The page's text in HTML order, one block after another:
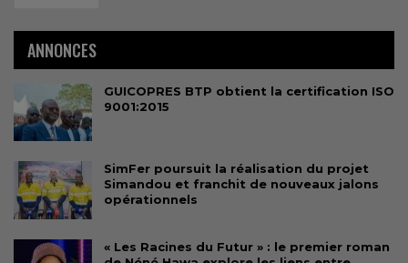
ANNONCES
GUICOPRES BTP obtient la certification ISO
9001:2015
SimFer poursuit la réalisation du projet
Simandou et franchit de nouveaux jalons
opérationnels
« Les Racines du Futur » : le premier roman